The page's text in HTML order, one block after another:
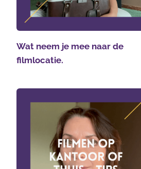
Wat neem je mee naar de
filmlocatie.